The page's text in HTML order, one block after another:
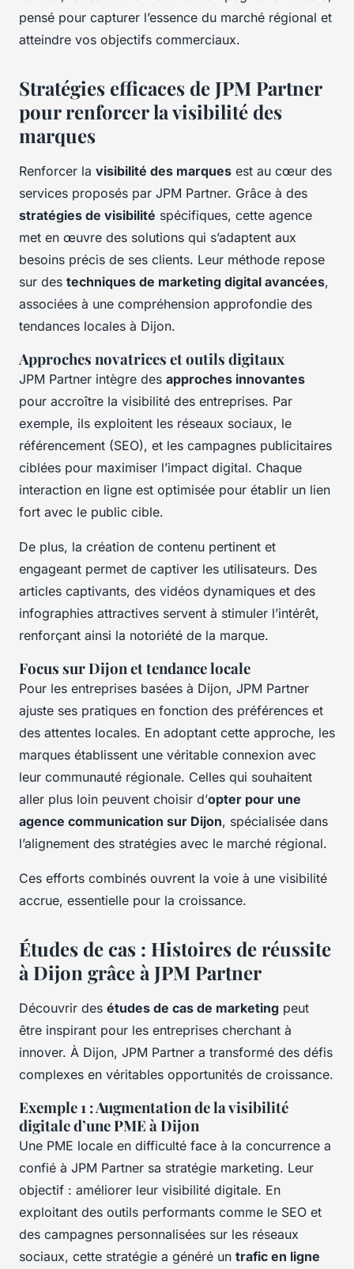
pensé pour capturer l’essence du marché régional et
atteindre vos objectifs commerciaux.
Stratégies efficaces de JPM Partner
pour renforcer la visibilité des
marques
Renforcer la visibilité des marques est au cœur des
services proposés par JPM Partner. Grâce à des
stratégies de visibilité spécifiques, cette agence
met en œuvre des solutions qui s’adaptent aux
besoins précis de ses clients. Leur méthode repose
sur des techniques de marketing digital avancées,
associées à une compréhension approfondie des
tendances locales à Dijon.
Approches novatrices et outils digitaux
JPM Partner intègre des approches innovantes
pour accroître la visibilité des entreprises. Par
exemple, ils exploitent les réseaux sociaux, le
référencement (SEO), et les campagnes publicitaires
ciblées pour maximiser l’impact digital. Chaque
interaction en ligne est optimisée pour établir un lien
fort avec le public cible.
De plus, la création de contenu pertinent et
engageant permet de captiver les utilisateurs. Des
articles captivants, des vidéos dynamiques et des
infographies attractives servent à stimuler l’intérêt,
renforçant ainsi la notoriété de la marque.
Focus sur Dijon et tendance locale
Pour les entreprises basées à Dijon, JPM Partner
ajuste ses pratiques en fonction des préférences et
des attentes locales. En adoptant cette approche, les
marques établissent une véritable connexion avec
leur communauté régionale. Celles qui souhaitent
aller plus loin peuvent choisir d’opter pour une
agence communication sur Dijon, spécialisée dans
l’alignement des stratégies avec le marché régional.
Ces efforts combinés ouvrent la voie à une visibilité
accrue, essentielle pour la croissance.
Études de cas : Histoires de réussite
à Dijon grâce à JPM Partner
Découvrir des études de cas de marketing peut
être inspirant pour les entreprises cherchant à
innover. À Dijon, JPM Partner a transformé des défis
complexes en véritables opportunités de croissance.
Exemple 1 : Augmentation de la visibilité
digitale d’une PME à Dijon
Une PME locale en difficulté face à la concurrence a
confié à JPM Partner sa stratégie marketing. Leur
objectif : améliorer leur visibilité digitale. En
exploitant des outils performants comme le SEO et
des campagnes personnalisées sur les réseaux
sociaux, cette stratégie a généré un trafic en ligne